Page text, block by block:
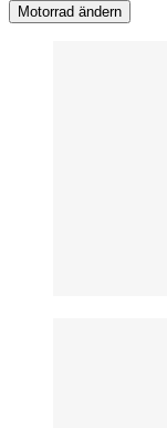
Motorrad ändern